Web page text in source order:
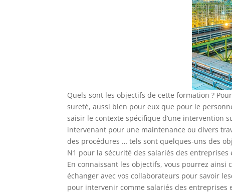
Quels sont les objectifs de cette formation ?
sureté, aussi bien pour eux que pour le
saisir le contexte spécifique d’une intervention
intervenant pour une maintenance ou divers
des procédures … tels sont quelques-uns des
N1 pour la sécurité des salariés des entreprises
En connaissant les objectifs, vous pourrez
échanger avec vos collaborateurs pour savoir
pour intervenir comme salariés des entreprises